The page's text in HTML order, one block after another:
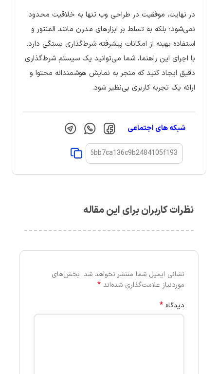
در نهایت، موفقیت در طراحی وب تنها به خلاقیت محدود
نمی‌شود؛ بلکه به تسلط بر ابزارهای مدرن مانند المنتور و
استفاده بهینه از امکانات پیشرفته شرط‌گذاری بستگی دارد.
با اجرای این راهنما، شما می‌توانید یک سیستم شرط‌گذاری
دقیق ایجاد کنید که منجر به نمایش هوشمندانه محتوا و
ارائه یک تجربه کاربری بی‌نظیر شود.
شبکه های اجتماعی
نظرات کاربران برای این مقاله
نشانی ایمیل شما منتشر نخواهد شد. بخش‌های
موردنیاز علامت‌گذاری شده‌اند *
دیدگاه *